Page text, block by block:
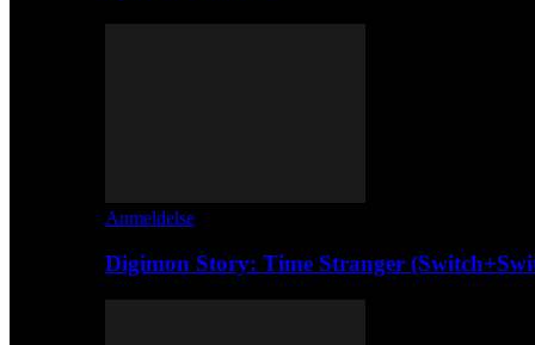
Anmeldelse
Digimon Story: Time Stranger